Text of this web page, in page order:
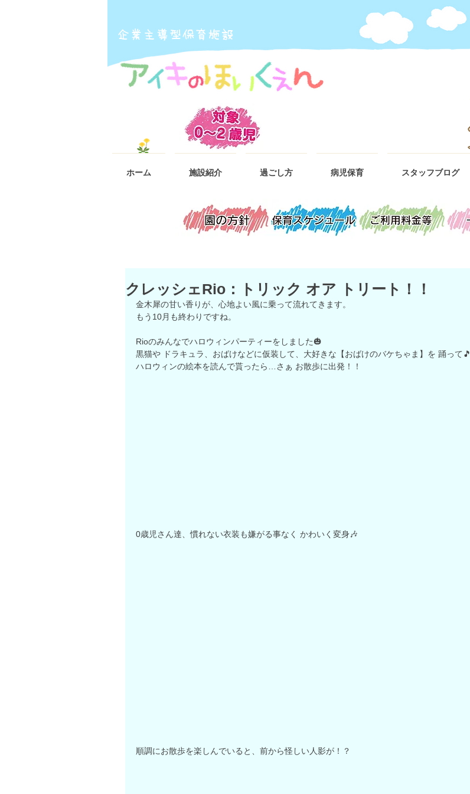
ホーム 施設紹介 過ごし方 病児保育 スタッフブログ
​企業主導型保育施設
クレッシェRio：トリック オア トリート！！
金木犀の甘い香りが、心地よい風に乗って流れてきます。
もう10月も終わりですね。
Rioのみんなでハロウィンパーティーをしました🎃
黒猫や ドラキュラ、おばけなどに仮装して、大好きな【おばけのバケちゃま】を 踊って🎵
ハロウィンの絵本を読んで貰ったら…さぁ お散歩に出発！！
0歳児さん達、慣れない衣装も嫌がる事なく かわいく変身🎶
順調にお散歩を楽しんでいると、前から怪しい人影が！？